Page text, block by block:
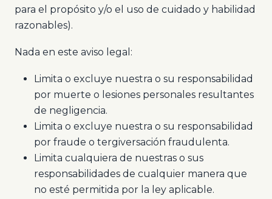
para el propósito y/o el uso de cuidado y habilidad
razonables).
Nada en este aviso legal:
Limita o excluye nuestra o su responsabilidad
por muerte o lesiones personales resultantes
de negligencia.
Limita o excluye nuestra o su responsabilidad
por fraude o tergiversación fraudulenta.
Limita cualquiera de nuestras o sus
responsabilidades de cualquier manera que
no esté permitida por la ley aplicable.